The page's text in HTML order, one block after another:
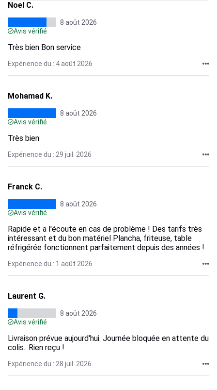
Noel C.
8 août 2026
Avis vérifié
Très bien Bon service
Expérience du : 4 août 2026
Mohamad K.
8 août 2026
Avis vérifié
Très bien
Expérience du : 29 juil. 2026
Franck C.
8 août 2026
Avis vérifié
Rapide et a l'écoute en cas de problème ! Des tarifs très
intéressant et du bon matériel Plancha, friteuse, table
réfrigérée fonctionnent parfaitement depuis des années !
Expérience du : 1 août 2026
Laurent G.
8 août 2026
Avis vérifié
Livraison prévue aujourd'hui. Journée bloquée en attente du
colis.. Rien reçu !
Expérience du : 28 juil. 2026